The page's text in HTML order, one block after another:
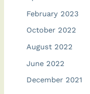
February 2023
October 2022
August 2022
June 2022
December 2021